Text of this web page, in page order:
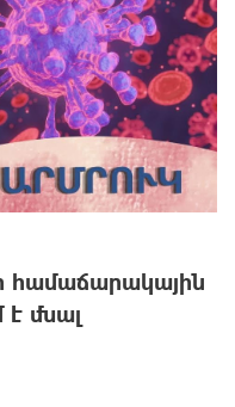
համաճարակային
մնալ